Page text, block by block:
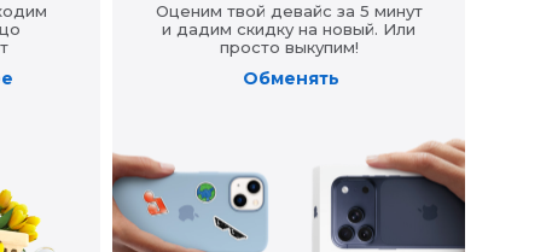
Обменять
Оценим твой девайс за 5 минут
и дадим скидку на новый. Или
просто выкупим!